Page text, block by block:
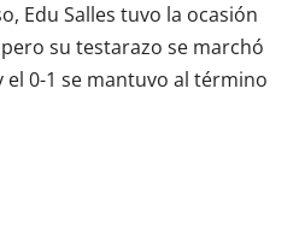
Edu Salles tuvo la ocasión
su testarazo se marchó
0-1 se mantuvo al término